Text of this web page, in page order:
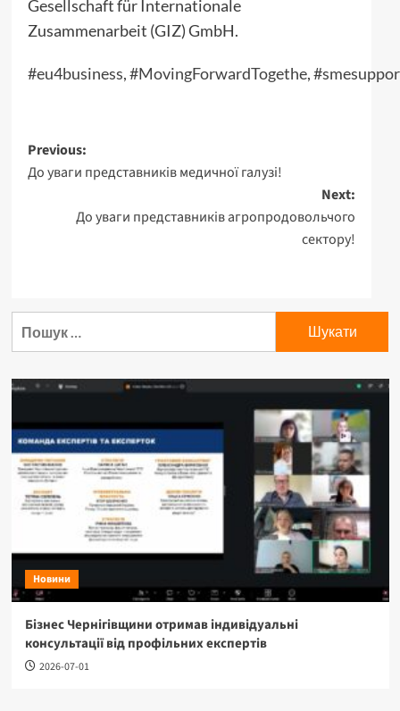
Gesellschaft für Internationale
Zusammenarbeit (GIZ) GmbH.
#eu4business,#MovingForwardTogethe,
Post
navigation
Previous:
До уваги представників медичної галузі!
Next:
До уваги представників агропродовольчого
сектору!
Новини
Бізнес Чернігівщини отримав індивідуальні
консультації від профільних експертів
2026-07-01